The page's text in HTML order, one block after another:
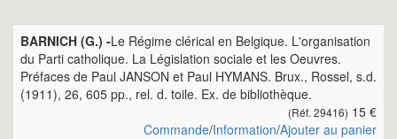
BARNICH (G.) -Le Régime clérical en Belgique. L'organisation
du Parti catholique. La Législation sociale et les Oeuvres.
Préfaces de Paul JANSON et Paul HYMANS. Brux., Rossel, s.d.
(1911), 26, 605 pp., rel. d. toile. Ex. de bibliothèque.
(Réf. 29416) 15 €
Commande/Information/Ajouter au panier